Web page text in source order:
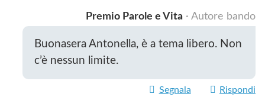
Premio Parole e Vita · Autore bando
Buonasera Antonella, è a tema libero. Non
c’è nessun limite.
Segnala Rispondi